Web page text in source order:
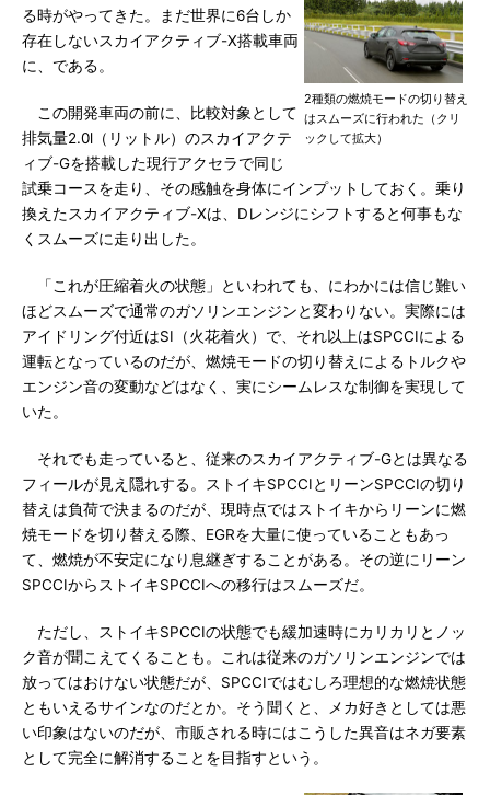
2種類の燃焼モードの切り替え
はスムーズに行われた（クリ
ックして拡大）
る時がやってきた。まだ世界に6台しか
存在しないスカイアクティブ-X搭載車両
に、である。
この開発車両の前に、比較対象として
排気量2.0l（リットル）のスカイアクテ
ィブ-Gを搭載した現行アクセラで同じ
試乗コースを走り、その感触を身体にインプットしておく。乗り
換えたスカイアクティブ-Xは、Dレンジにシフトすると何事もな
くスムーズに走り出した。
「これが圧縮着火の状態」といわれても、にわかには信じ難い
ほどスムーズで通常のガソリンエンジンと変わりない。実際には
アイドリング付近はSI（火花着火）で、それ以上はSPCCIによる
運転となっているのだが、燃焼モードの切り替えによるトルクや
エンジン音の変動などはなく、実にシームレスな制御を実現して
いた。
それでも走っていると、従来のスカイアクティブ-Gとは異なる
フィールが見え隠れする。ストイキSPCCIとリーンSPCCIの切り
替えは負荷で決まるのだが、現時点ではストイキからリーンに燃
焼モードを切り替える際、EGRを大量に使っていることもあっ
て、燃焼が不安定になり息継ぎすることがある。その逆にリーン
SPCCIからストイキSPCCIへの移行はスムーズだ。
ただし、ストイキSPCCIの状態でも緩加速時にカリカリとノッ
ク音が聞こえてくることも。これは従来のガソリンエンジンでは
放ってはおけない状態だが、SPCCIではむしろ理想的な燃焼状態
ともいえるサインなのだとか。そう聞くと、メカ好きとしては悪
い印象はないのだが、市販される時にはこうした異音はネガ要素
として完全に解消することを目指すという。